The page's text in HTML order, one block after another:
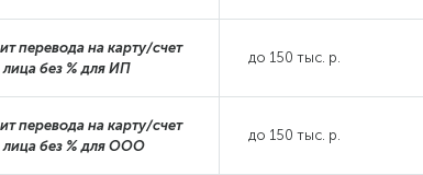
перевода на карту/счет
лица без % для ИП
до 150 тыс. р.
перевода на карту/счет
лица без % для ООО
до 150 тыс. р.